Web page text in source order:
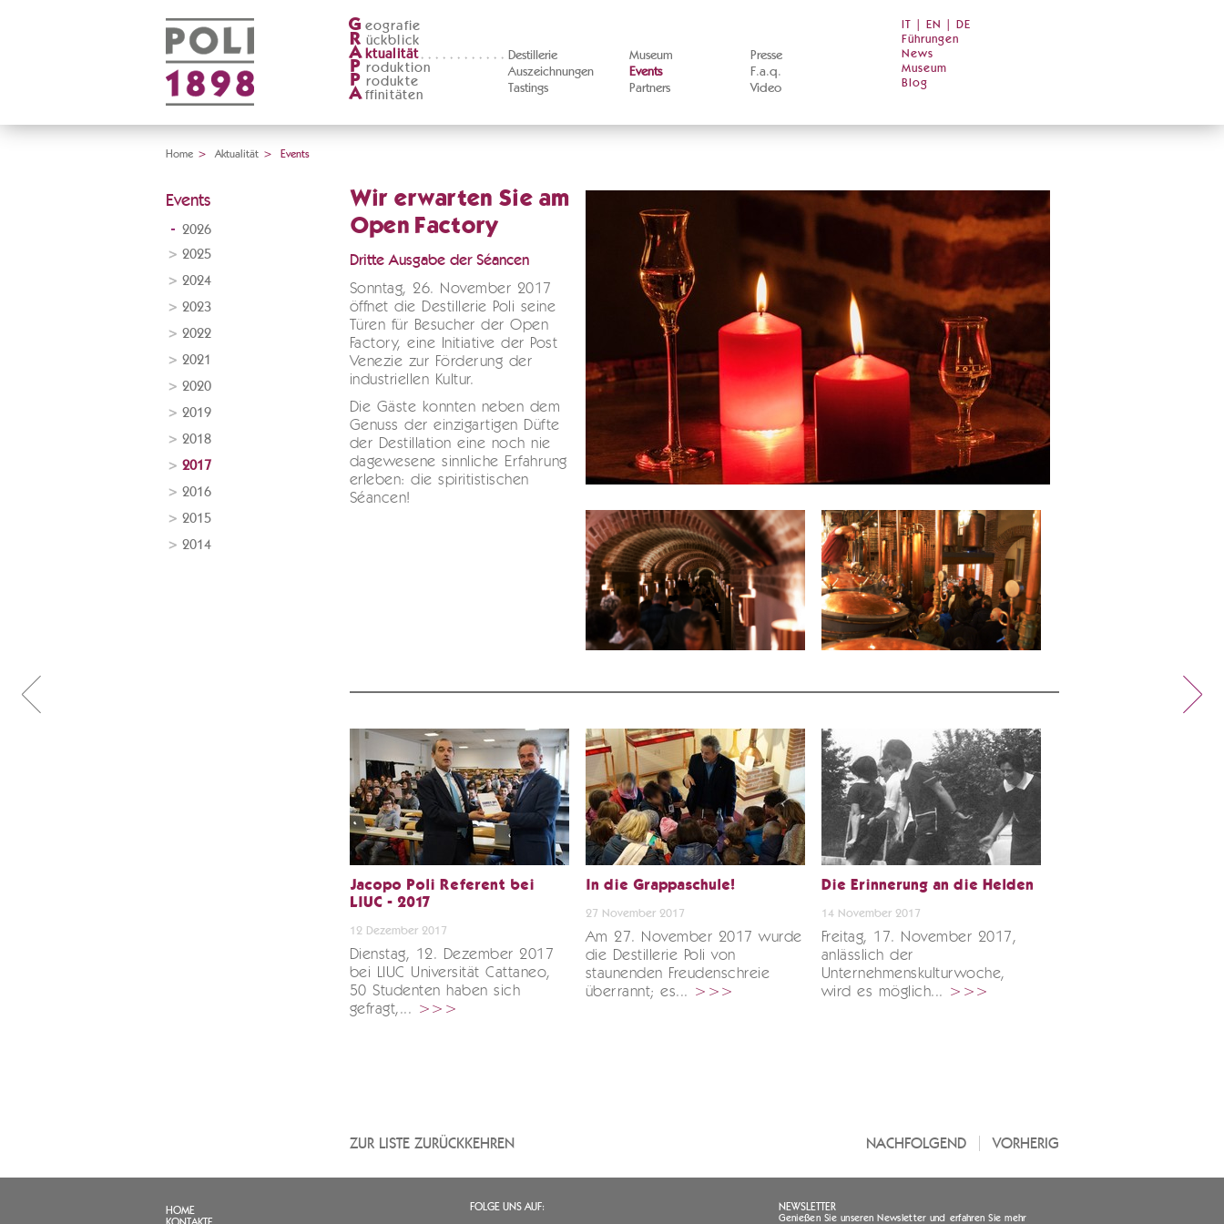
G eografie
R ückblick
A ktualität
Destillerie
Auszeichnungen
Tastings
Museum
Events
Partners
Presse
F.a.q.
Video
P roduktion
P rodukte
A ffinitäten
IT EN
DE
Führungen
News
Museum
Blog
Home > Aktualität > Events
Events
2026
2025
2024
2023
2022
2021
2020
2019
2018
2017
2016
2015
2014
Wir erwarten Sie am
Open Factory
Dritte Ausgabe der Séancen
Sonntag, 26. November 2017
öffnet die Destillerie Poli seine
Türen für Besucher der Open
Factory, eine Initiative der Post
Venezie zur Förderung der
industriellen Kultur.
Die Gäste konnten neben dem
Genuss der einzigartigen Düfte
der Destillation eine noch nie
dagewesene sinnliche Erfahrung
erleben: die spiritistischen
Séancen!
Jacopo Poli Referent bei
LIUC - 2017
12 Dezember 2017
Dienstag, 12. Dezember 2017
bei LIUC Universität Cattaneo,
50 Studenten haben sich
gefragt,... >>>
In die Grappaschule!
27 November 2017
Am 27. November 2017 wurde
die Destillerie Poli von
staunenden Freudenschreie
überrannt; es... >>>
Die Erinnerung an die Helden
14 November 2017
Freitag, 17. November 2017,
anlässlich der
Unternehmenskulturwoche,
wird es möglich... >>>
ZUR LISTE ZURÜCKKEHREN VORHERIG
NACHFOLGEND
HOME
FOLGE UNS AUF: NEWSLETTER
Genießen Sie unseren Newsletter und erfahren Sie mehr